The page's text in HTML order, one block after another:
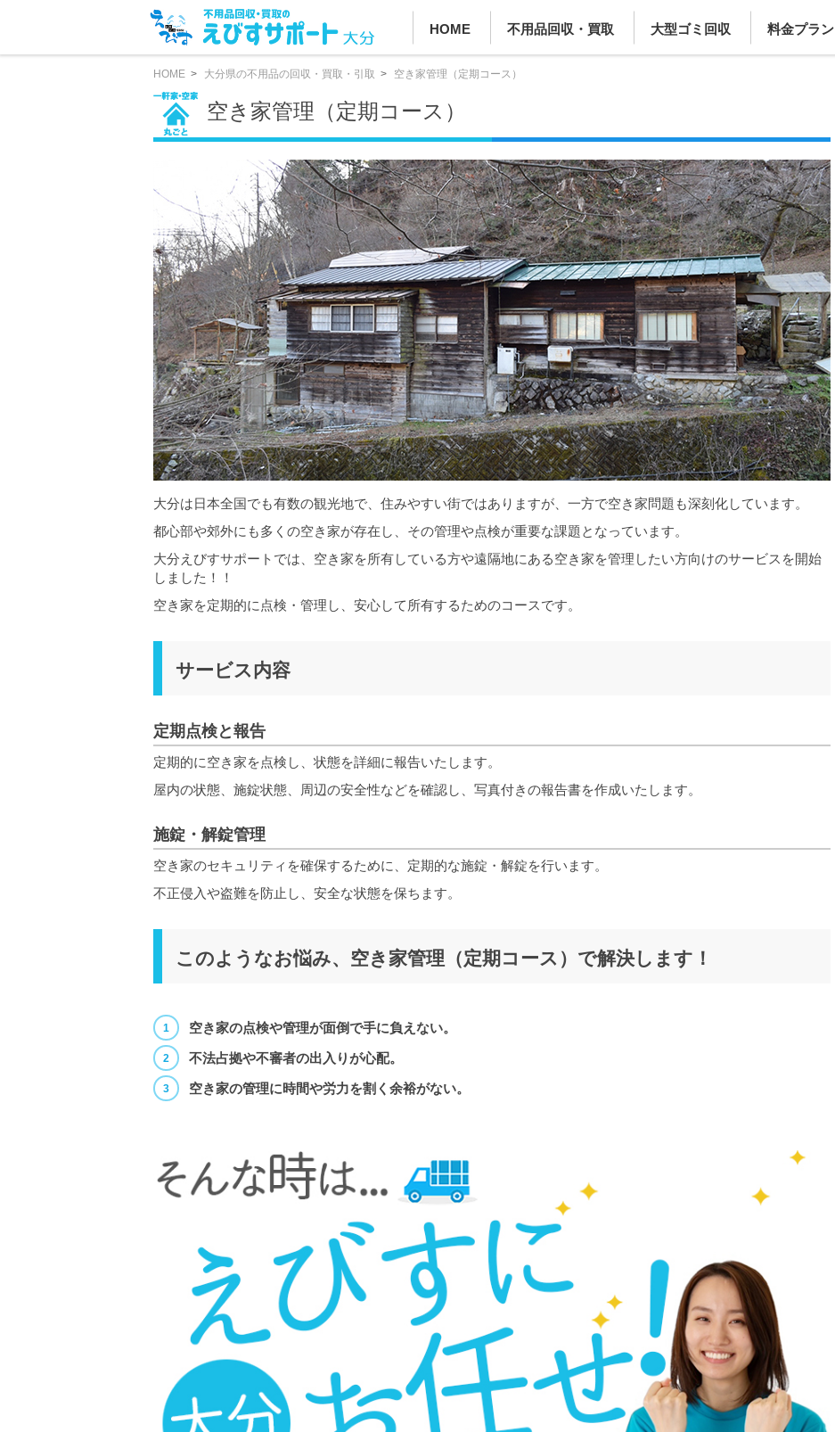
HOME 不用品回収・買取 大型ゴミ回収 料金プラン
HOME 大分県の不用品の回収・買取・引取 空き家管理（定期コース）
空き家管理（定期コース）
大分は日本全国でも有数の観光地で、住みやすい街ではありますが、一方で空き家問題も深刻化しています。
都心部や郊外にも多くの空き家が存在し、その管理や点検が重要な課題となっています。
大分えびすサポートでは、空き家を所有している方や遠隔地にある空き家を管理したい方向けのサービスを開始
しました！！
空き家を定期的に点検・管理し、安心して所有するためのコースです。
サービス内容
定期点検と報告
定期的に空き家を点検し、状態を詳細に報告いたします。
屋内の状態、施錠状態、周辺の安全性などを確認し、写真付きの報告書を作成いたします。
施錠・解錠管理
空き家のセキュリティを確保するために、定期的な施錠・解錠を行います。
不正侵入や盗難を防止し、安全な状態を保ちます。
このようなお悩み、空き家管理（定期コース）で解決します！
空き家の点検や管理が面倒で手に負えない。
不法占拠や不審者の出入りが心配。
空き家の管理に時間や労力を割く余裕がない。